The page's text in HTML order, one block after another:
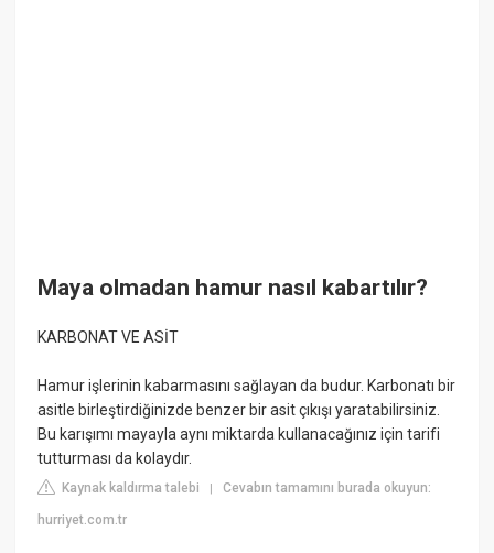
Maya olmadan hamur nasıl kabartılır?
KARBONAT VE ASİT
Hamur işlerinin kabarmasını sağlayan da budur. Karbonatı bir
asitle birleştirdiğinizde benzer bir asit çıkışı yaratabilirsiniz.
Bu karışımı mayayla aynı miktarda kullanacağınız için tarifi
tutturması da kolaydır.
Kaynak kaldırma talebi |Cevabın tamamını burada okuyun:
hurriyet.com.tr